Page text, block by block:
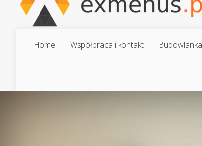
Home Współpraca i kontakt Budowlanka